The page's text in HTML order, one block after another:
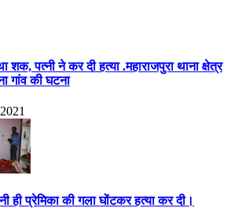
शक, पत्नी ने कर दी हत्या .महाराजपुरा थाना क्षेत्र
गांव की घटना
ही प्रेमिका की गला घोंटकर हत्या कर दी।